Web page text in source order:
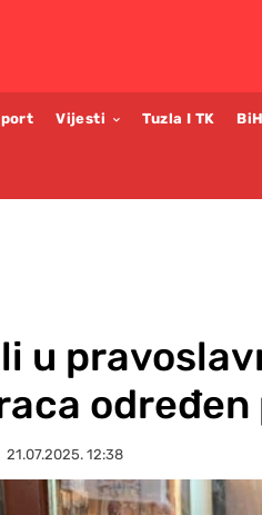
Vijesti Tuzla I TK BiH
u
21.07.2025. 12:38